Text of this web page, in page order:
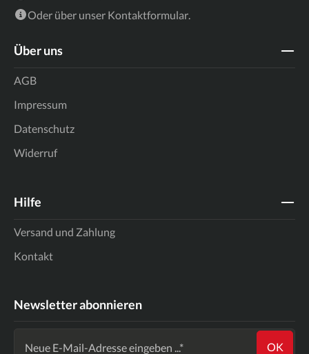
Oder über unser Kontaktformular
Über uns
AGB
Impressum
Datenschutz
Widerruf
Hilfe
Versand und Zahlung
Kontakt
Newsletter abonnieren
OK